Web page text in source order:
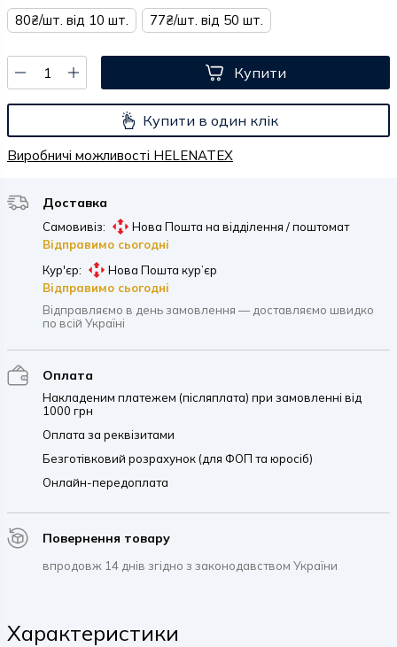
80₴/шт. від 10 шт. 77₴/шт. від 50 шт.
Купити
Купити в один клік
Виробничі можливості HELENATEX
Доставка
Самовивіз:
Нова Пошта на відділення / поштомат
Відправимо сьогодні
Кур'єр:
Нова Пошта кур’єр
Відправимо сьогодні
Відправляємо в день замовлення — доставляємо швидко
по всій Україні
Оплата
Накладеним платежем (післяплата) при замовленні від
1000 грн
Оплата за реквізитами
Безготівковий розрахунок (для ФОП та юросіб)
Онлайн-передоплата
Повернення товару
впродовж 14 днів згідно з законодавством України
Характеристики